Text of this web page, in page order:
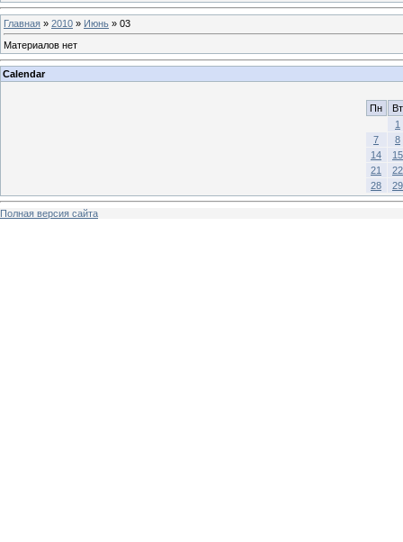
Главная » 2010 » Июнь » 03
Материалов нет
Calendar
Пн
Вт
1
7
8
14
15
21
22
28
29
Полная версия сайта